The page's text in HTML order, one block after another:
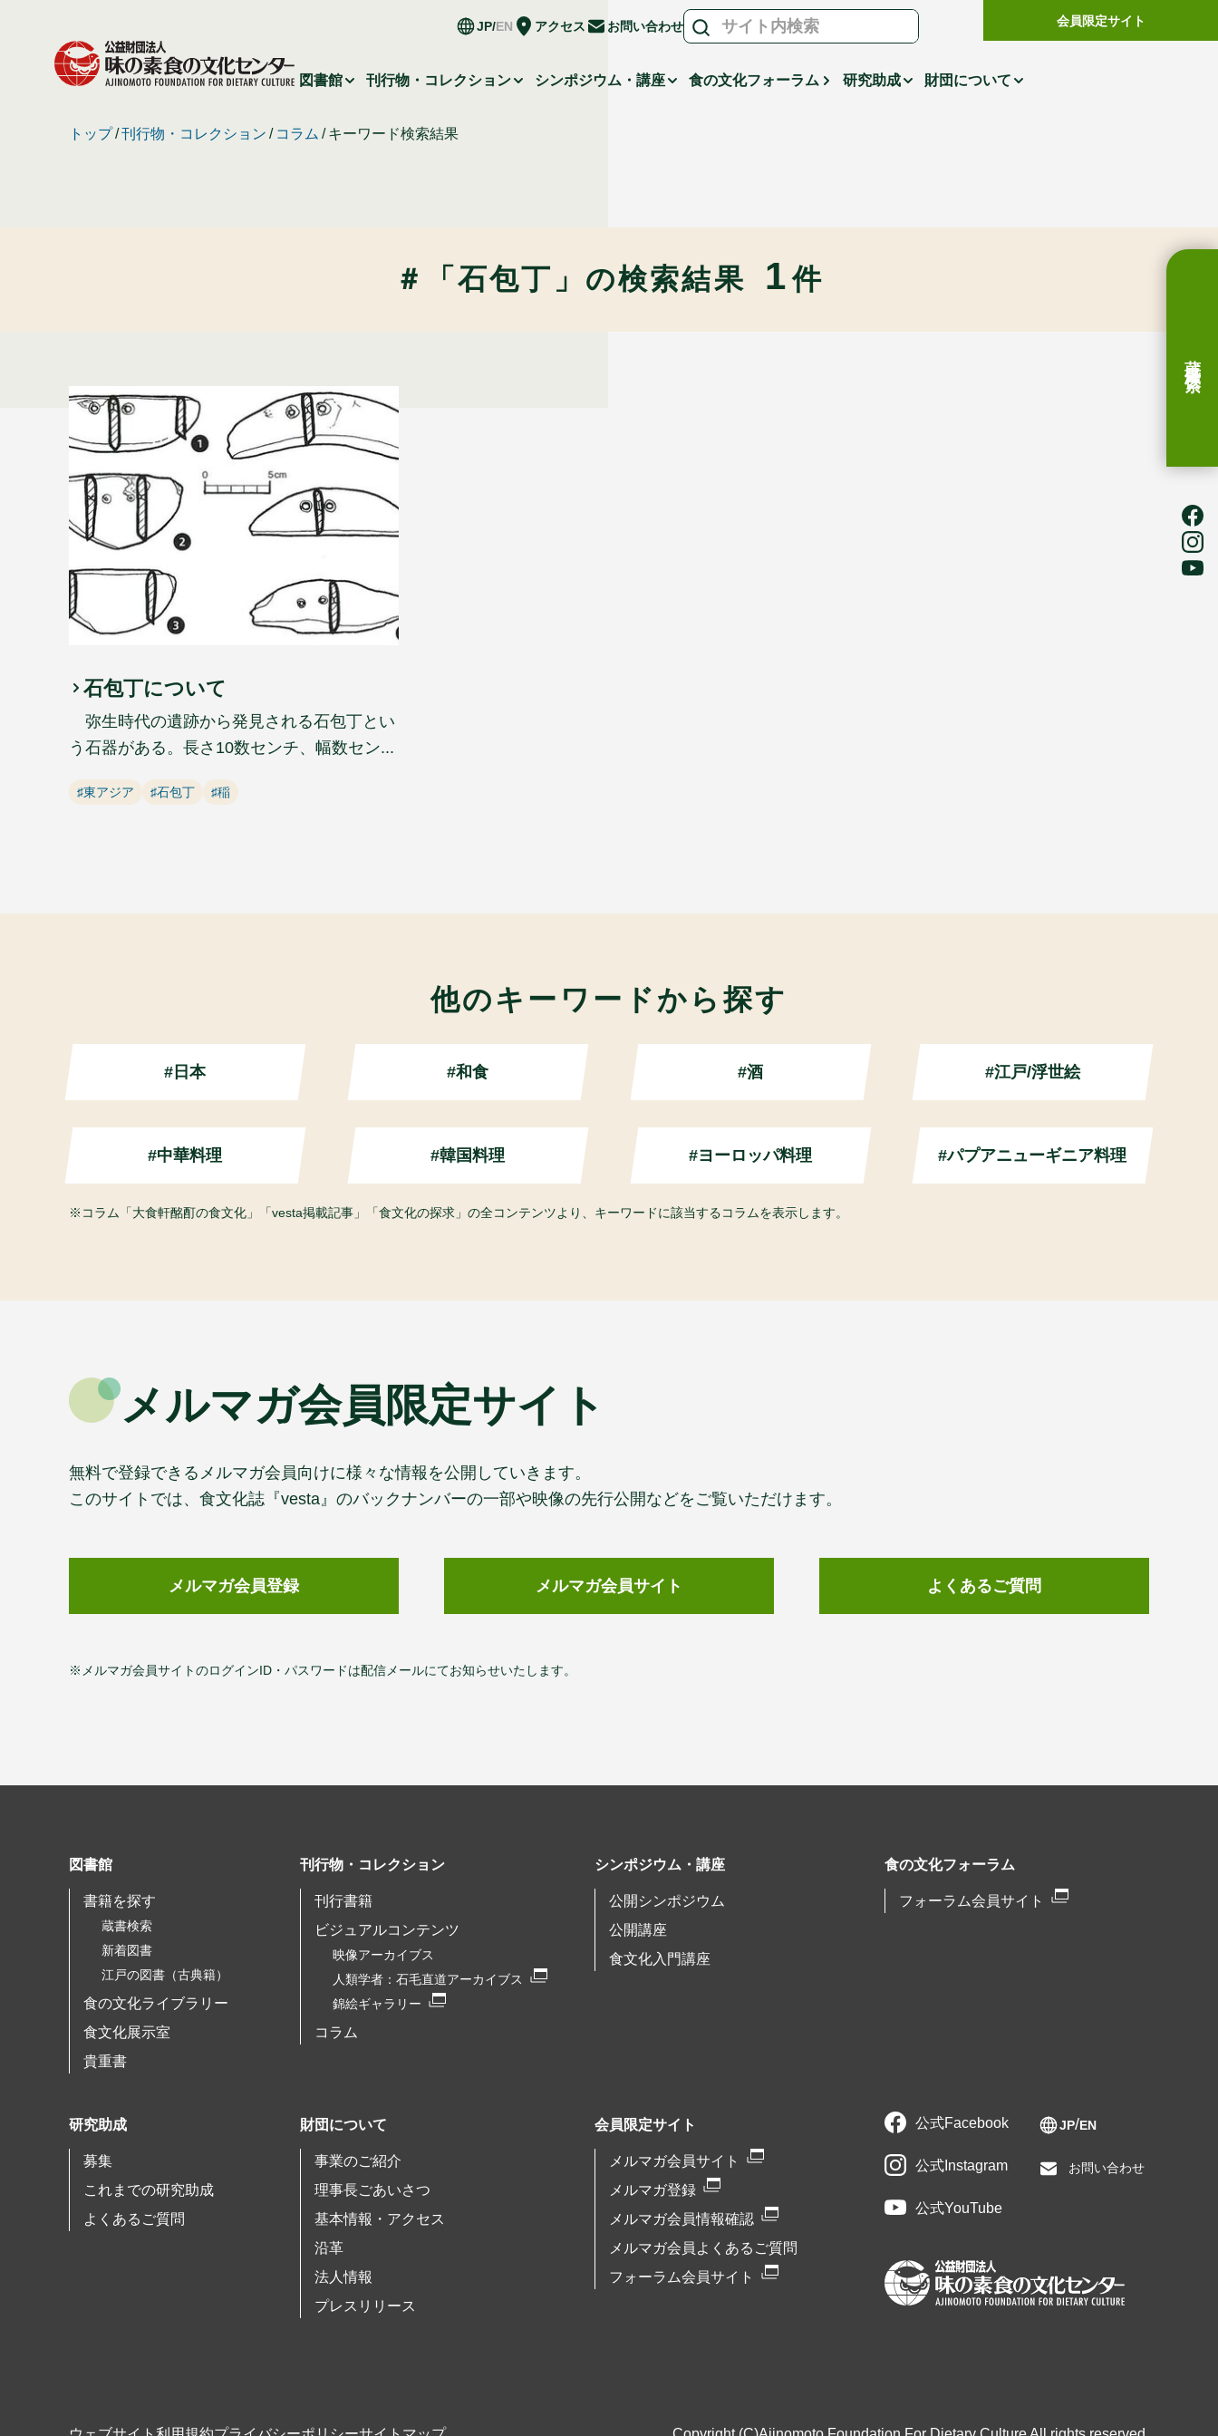
JP EN アクセス お問い合わせ
図書館 刊行物・コレクション シンポジウム・講座 食の文化フォーラム 研究助成 財団について
会員限定サイト
蔵書検索
トップ 刊行物・コレクション コラム キーワード検索結果
＃「石包丁」の検索結果 1 件
石包丁について
弥生時代の遺跡から発見される石包丁とい
う石器がある。長さ10数センチ、幅数セン...
♯東アジア ♯石包丁 ♯稲
他のキーワードから探す
#日本 #和食 #酒 #江戸/浮世絵
#中華料理 #韓国料理 #ヨーロッパ料理 #パプアニューギニア料理
コラム「大食軒酩酊の食文化」「vesta掲載記事」「食文化の探求」の全コンテンツより、キーワードに該当するコラムを表示します。
メルマガ会員限定サイト
無料で登録できるメルマガ会員向けに様々な情報を公開していきます。
このサイトでは、食文化誌『vesta』のバックナンバーの一部や映像の先行公開などをご覧いただけます。
メルマガ会員登録 メルマガ会員サイト よくあるご質問
※メルマガ会員サイトのログインID・パスワードは配信メールにてお知らせいたします。
図書館
書籍を探す
蔵書検索
新着図書
江戸の図書（古典籍）
食の文化ライブラリー
食文化展示室
貴重書
刊行物・コレクション
刊行書籍
ビジュアルコンテンツ
映像アーカイブス
人類学者： 石毛直道アーカイブス
錦絵ギャラリー
コラム
シンポジウム・講座
公開シンポジウム
公開講座
食文化入門講座
食の文化フォーラム
フォーラム会員サイト
研究助成
募集
これまでの研究助成
よくあるご質問
財団について
事業のご紹介
理事長ごあいさつ
基本情報・アクセス
沿革
法人情報
プレスリリース
会員限定サイト
メルマガ会員サイト
メルマガ登録
メルマガ会員情報確認
メルマガ会員よくあるご質問
フォーラム会員サイト
公式Facebook
公式Instagram
公式YouTube
JP EN
お問い合わせ